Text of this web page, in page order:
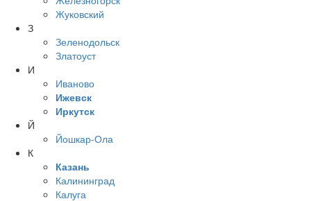
Жуковский
З
Зеленодольск
Златоуст
И
Иваново
Ижевск
Иркутск
Й
Йошкар-Ола
К
Казань
Калининград
Калуга